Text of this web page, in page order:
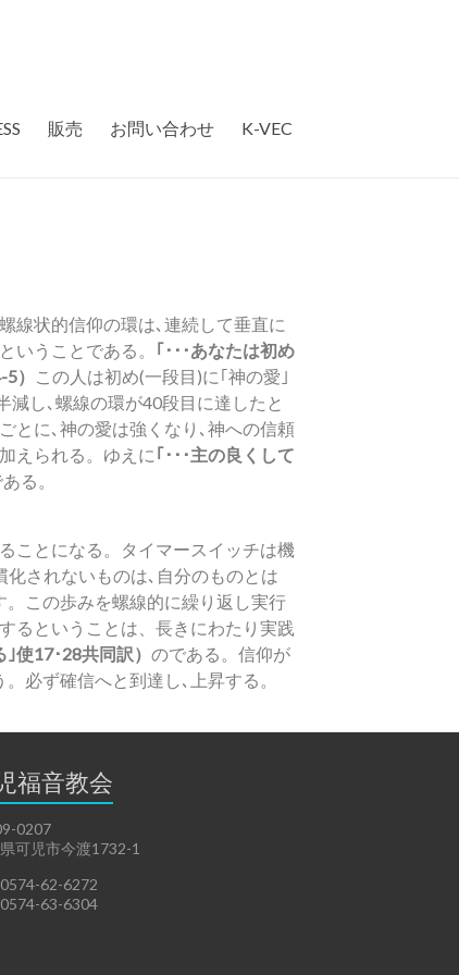
販売 お問い合わせ
K-VEC
線状的信仰の環は､連続して垂直に
いうことである。
｢･･･あなたは初め
） この人は初め(一段目)に｢神の愛｣
し､螺線の環が40段目に達したと
とに､神の愛は強くなり､神への信頼
えられる。ゆえに ｢･･･主の良くして
る。
ことになる。タイマースイッチは機
されないものは､自分のものとは
この歩みを螺線的に繰り返し実行
るということは、長きにわたり実践
使17･28共同訳） のである。信仰が
必ず確信へと到達し､上昇する。
福音教会
0207
可児市今渡1732-1
62-6272
0574-63-6304